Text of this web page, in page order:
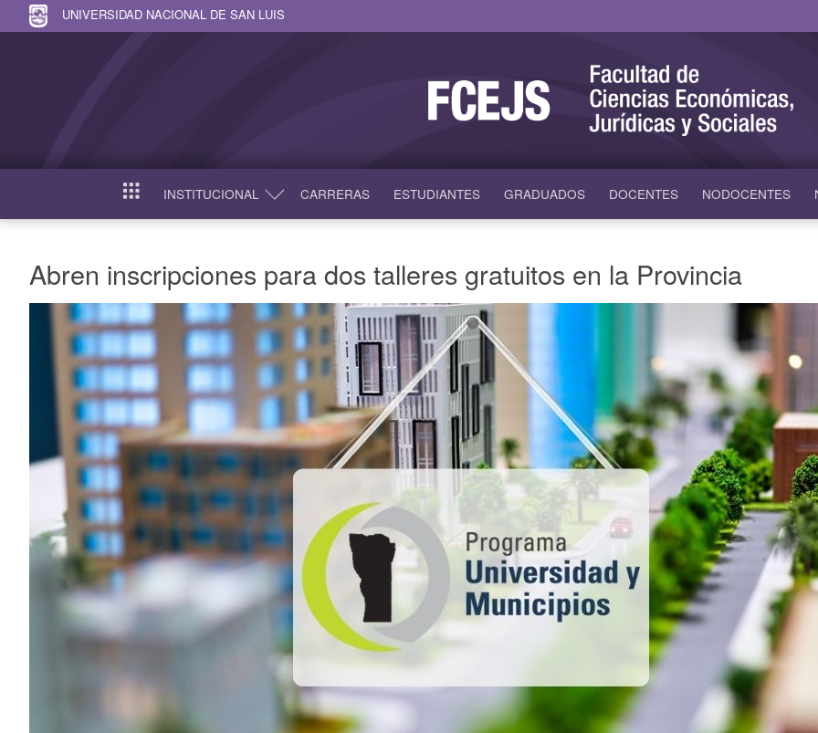
UNIVERSIDAD NACIONAL DE SAN LUIS
INICIO INSTITUCIONAL CARRERAS ESTUDIANTES GRADUADOS DOCENTES NODOCENTES
Abren inscripciones para dos talleres gratuitos en la Provincia